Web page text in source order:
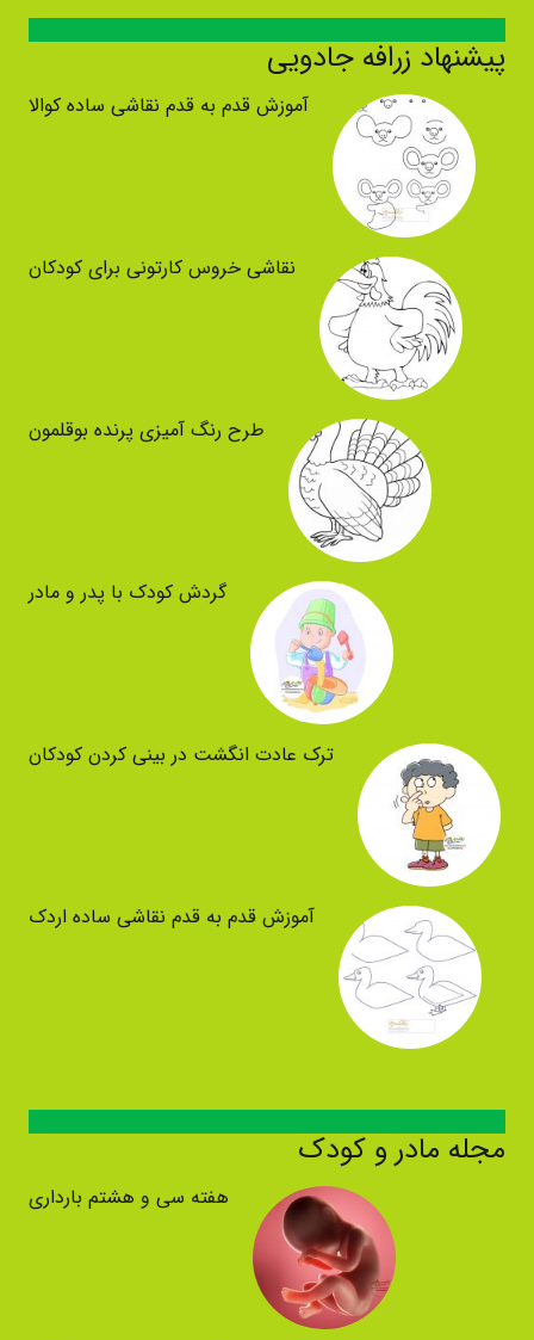
پیشنهاد زرافه جادویی
آموزش قدم به قدم نقاشی ساده کوالا
نقاشی خروس کارتونی برای کودکان
طرح رنگ آمیزی پرنده بوقلمون
گردش کودک با پدر و مادر
ترک عادت انگشت در بینی کردن کودکان
آموزش قدم به قدم نقاشی ساده اردک
مجله مادر و کودک
هفته سی و هشتم بارداری